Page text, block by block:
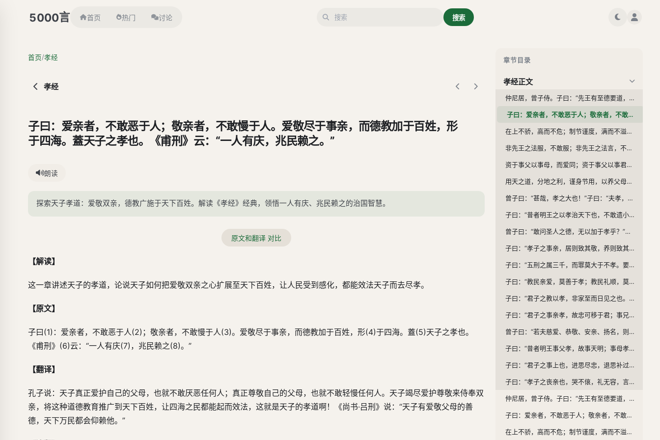
5000言 首页 热门 讨论 搜索
首页/孝经
孝经
子曰：爱亲者，不敢恶于人；敬亲者，不敢慢于人。爱敬尽于事亲，而德教加于百姓，形
于四海。蓋天子之孝也。《甫刑》云：“一人有庆，兆民赖之。”
朗读
探索天子孝道：爱敬双亲，德教广施于天下百姓。解读《孝经》经典，领悟一人有庆、兆民赖之的治国智慧。
原文和翻译 对比
【解读】
这一章讲述天子的孝道，论说天子如何把爱敬双亲之心扩展至天下百姓，让人民受到感化，都能效法天子而去尽孝。
【原文】
子曰(1)：爱亲者，不敢恶于人(2)；敬亲者，不敢慢于人(3)。爱敬尽于事亲，而德教加于百姓，形(4)于四海。蓋(5)天子之孝也。
《甫刑》(6)云：“一人有庆(7)，兆民赖之(8)。”
【翻译】
孔子说：天子真正爱护自己的父母，也就不敢厌恶任何人；真正尊敬自己的父母，也就不敢轻慢任何人。天子竭尽爱护尊敬来侍奉双
亲，将这种道德教育推广到天下百姓，让四海之民都能起而效法，这就是天子的孝道啊！《尚书·吕刑》说：“天子有爱敬父母的善
德，天下万民都会仰赖他。”
章节目录
孝经正文
仲尼居，曾子侍。子曰：“先王有至德要道，以顺天下，民用和睦，上下无怨。汝知之乎？”曾子避席曰：“参不敏，何足以知之？”子曰：“夫孝，德之本也，教之所由生也。复坐，吾语汝。身体发肤，受之父母，不敢毁伤，孝之始也。立身行道，扬名于后世，以显父母，孝之终也。夫孝，始于事亲，中于事君，终于立身。《大雅》云：‘无念尔祖，聿修厥德。’”
子曰：爱亲者，不敢恶于人；敬亲者，不敢慢于人。爱敬尽于事亲，而德教加于百姓，形于四海。蓋天子之孝也。《甫刑》云：“一人有庆，兆民赖之。”
在上不骄，高而不危；制节谨度，满而不溢。高而不危，所以长守贵也；满而不溢，所以长守富也。富贵不离其身，然后能保其社稷，而和其民人。蓋诸侯之孝也。《诗》云：“战战兢兢，如临深渊，如履薄冰。”
非先王之法服，不敢服；非先王之法言，不敢道；非先王之德行，不敢行。是故非法不言，非道不行。口无择言，身无择行。言满天下无口过，行满天下无怨恶。三者备矣，然后能守其宗庙。蓋卿大夫之孝也。《诗》云：“夙夜匪懈，以事一人。
资于事父以事母，而爱同；资于事父以事君，而敬同。故母取其爱，而君取其敬，兼之者父也。故以孝事君则忠，以敬事长则顺。忠顺不失，以事其上，然后能保其禄位，而守其祭祀。蓋士之孝也。《诗》云：“夙兴夜寐，无忝尔所生。”
用天之道，分地之利，谨身节用，以养父母。此庶人之孝也。故自天子至于庶人，孝无终始，而患不及者，未之有也。
曾子曰：“甚哉，孝之大也！”子曰：“夫孝，天之经也，地之义也，民之行也。天地之经，而民是则之。则天之明，因地之利，以顺天下，是以其教不肃而成。其政不严而治。先王见教之可以化民也，是故先之以博爱，而民莫遗其亲；陈之以德义，而民兴行；先之以敬让，而民不争。导之以礼乐，而民和睦；示之以好恶，而民知禁。《诗》云：‘赫赫师尹，民具尔瞻。’”
子曰：“昔者明王之以孝治天下也，不敢遗小国之臣，而况于公、侯、伯、子、男乎？故得万国之欢心，以事其先王。治国者，不敢侮于鳏寡，而况于士民乎？故得百姓之欢心，以事其先君。治家者，不敢失于臣妾，而况于妻子乎？故得人之欢心，以事其亲。夫然，故生则亲安之，祭则鬼飨之。是以天下和平，灾害不生，祸乱不作。故明王之以孝治天下也如此。《诗》云：‘有觉德行，四国顺之。’”
曾子曰：“敢问圣人之德，无以加于孝乎？”子曰：“天地之性，人为贵。人之行，莫大于孝。孝莫大于严父，严父莫大于配天，则周公其人也。昔者，周公郊祀后稷以配天，宗祀文王于明堂以配上帝。是以四海之内，各以其职来祭。夫圣人之德，又何以加于孝乎？故亲生之膝下，以养父母日严。圣人因严以教敬，因亲以教爱。圣人之教不肃而成，其政不严而治。其所因者本也。父子之道，天性也，君臣之义也。父母生之，续莫大焉；君亲临之，厚莫重焉。故不爱其亲而爱他人者，谓之悖德；不敬其亲而敬他人者，谓之悖礼。以顺则逆，民无则焉。不在于善，而皆在于凶德，虽得之，君子所不贵。君子则不然，言思可道，行思可乐，德义可尊，作事可法，容止可观，进退可度，以临其民。是以其民畏而爱之，则而象之，故能成其德教，而行其政令。《诗》云：‘淑人君子，其仪不忒’。”
子曰：“孝子之事亲，居则致其敬，养则致其乐，病则致其忧，丧则致其哀，祭则致其严。五者备矣，然后能事亲。事亲者，居上不骄，为下不乱，在丑不争。居上而骄则亡，为下而乱则刑，在丑而争则兵。三者不除，虽日用三牲之养，犹为不孝也。”
子曰：“五刑之属三千，而罪莫大于不孝。要君者无上，非圣人者无法，非孝者无亲。此大乱之道也。”
子曰：“教民亲爱，莫善于孝；教民礼顺，莫善于悌；移风易俗，莫善于乐；安上治民，莫善于礼。礼者，敬而已矣。故敬其父则子悦，敬其兄则弟悦，敬其君则臣悦，敬一人而千万人悦。所敬者寡，悦者众。此之谓要道也。”
子曰：“君子之教以孝，非家至而日见之也。教以孝，所以敬天下之为人父者也。教以悌，所以敬天下之为人兄者也。教以臣，所以敬天下之为人君者也。《诗》云：‘恺悌君子，民之父母。’非至德，其孰能顺民如此其大者乎？”
子曰：“君子之事亲孝，故忠可移于君；事兄悌，故顺可移于长；居家理，故治可移于官。是以行成于内，而名立于后世矣。”
曾子曰：“若夫慈爱、恭敬、安亲、扬名，则闻命矣。敢问子从父之令，可谓孝乎？”子曰：“是何言与！是何言与！昔者，天子有争臣七人，虽无道，不失其天下；诸侯有争臣五人，虽无道，不失其国；大夫有争臣三人，虽无道，不失其家；士有争友，则身不离于令名；父有争子，则身不陷于不义。故当不义则争之。从父之令，又焉得为孝乎？”
子曰：“昔者明王事父孝，故事天明；事母孝，故事地察；长幼顺，故上下治。天地明察，神明彰矣。故虽天子，必有尊也，言有父也；必有先也，言有兄也。宗庙致敬，不忘亲也；修身慎行，恐辱先也；宗庙致敬，鬼神著矣。孝悌之至，通于神明，光于四海，无所不通。《诗》云：‘自西自东，自南自北，无思不服。’”
子曰：“君子之事上也，进思尽忠，退思补过，将顺其美，匡救其恶。故上下能相亲也。诗云：‘心乎爱矣，遐不谓矣。中心藏之，何日忘之？’”
子曰：“孝子之丧亲也，哭不偯，礼无容，言不文，服美不安，闻乐不乐，食旨不甘，此哀戚之情也。三日而食，教民无以死伤生。毁不灭性，此圣人之政也。丧不过三年，示民有终也。为之棺椁衣衾而举之，陈其簠簋而哀戚之；擗踊哭泣，哀以送之；卜其宅兆，而安措之；为之宗庙，以鬼享之；春秋祭祀，以时思之。生事爱敬，死事哀慼，生民之本尽矣，死生之义备矣，孝子之事亲终矣。”
仲尼居，曾子侍。子曰：“先王有至德要道，以顺天下，民用和睦，上下无怨。汝知之乎？”曾子避席曰：“参不敏，何足以知之？”子曰：“夫孝，德之本也，教之所由生也。复坐，吾语汝。身体发肤，受之父母，不敢毁伤，孝之始也。立身行道，扬名于后世，以显父母，孝之终也。夫孝，始于事亲，中于事君，终于立身。《大雅》云：‘无念尔祖，聿修厥德。’”
子曰：爱亲者，不敢恶于人；敬亲者，不敢慢于人。爱敬尽于事亲，而德教加于百姓，形于四海。蓋天子之孝也。《甫刑》云：“一人有庆，兆民赖之。”
在上不骄，高而不危；制节谨度，满而不溢。高而不危，所以长守贵也；满而不溢，所以长守富也。富贵不离其身，然后能保其社稷，而和其民人。蓋诸侯之孝也。《诗》云：“战战兢兢，如临深渊，如履薄冰。”